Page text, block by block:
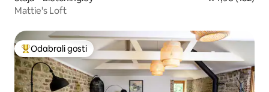
Mattie's Loft
Među najviše rangiranima s oznakom „Odabrali gosti”
Odabrali gosti